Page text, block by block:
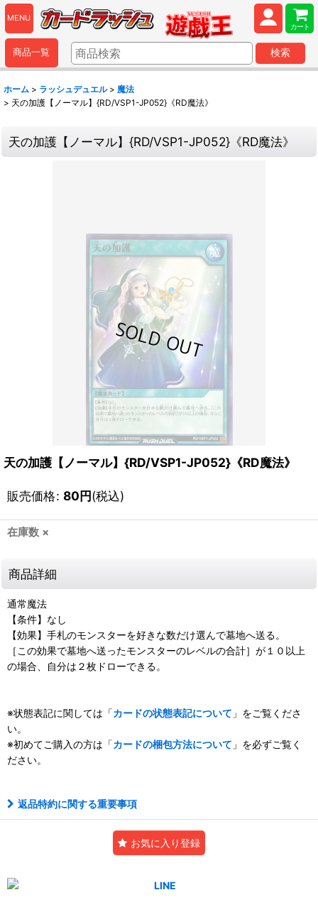
MENU
カート
商品一覧 検索
ホーム > ラッシュデュエル > 魔法
> 天の加護【ノーマル】{RD/VSP1-JP052}《RD魔法》
天の加護【ノーマル】{RD/VSP1-JP052}《RD魔法》
天の加護【ノーマル】{RD/VSP1-JP052}《RD魔法》
販売価格: 80円(税込)
在庫数 ×
商品詳細
通常魔法
【条件】なし
【効果】手札のモンスターを好きな数だけ選んで墓地へ送る。
［この効果で墓地へ送ったモンスターのレベルの合計］が１０以上
の場合、自分は２枚ドローできる。
※状態表記に関しては「カードの状態表記について 」をご覧くださ
い。
※初めてご購入の方は「カードの梱包方法について 」を必ずご覧く
ださい。
返品特約に関する重要事項
お気に入り登録